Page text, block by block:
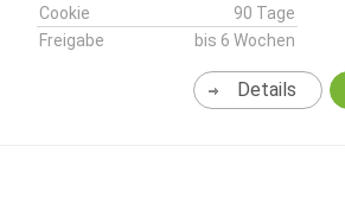
Cookie
90 Tage
Freigabe
bis 6 Wochen
Details